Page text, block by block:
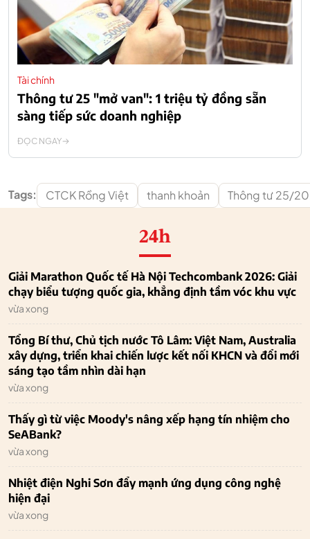
Tài chính
Thông tư 25 "mở van": 1 triệu tỷ đồng sẵn
sàng tiếp sức doanh nghiệp
ĐỌC NGAY
Tags: CTCK Rồng Việt thanh khoản Thông tư 25/
24h
Giải Marathon Quốc tế Hà Nội Techcombank 2026: Giải
chạy biểu tượng quốc gia, khẳng định tầm vóc khu vực
vừa xong
Tổng Bí thư, Chủ tịch nước Tô Lâm: Việt Nam, Australia
xây dựng, triển khai chiến lược kết nối KHCN và đổi mới
sáng tạo tầm nhìn dài hạn
vừa xong
Thấy gì từ việc Moody's nâng xếp hạng tín nhiệm cho
SeABank?
vừa xong
Nhiệt điện Nghi Sơn đẩy mạnh ứng dụng công nghệ
hiện đại
vừa xong